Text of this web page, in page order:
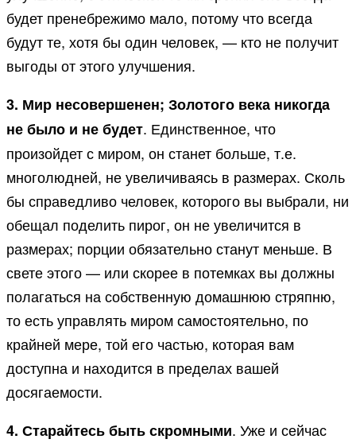
будет пренебрежимо мало, потому что всегда
будут те, хотя бы один человек, — кто не получит
выгоды от этого улучшения.
3. Мир несовершенен; Золотого века никогда
не было и не будет. Единственное, что
произойдет с миром, он станет больше, т.е.
многолюдней, не увеличиваясь в размерах. Сколь
бы справедливо человек, которого вы выбрали, ни
обещал поделить пирог, он не увеличится в
размерах; порции обязательно станут меньше. В
свете этого — или скорее в потемках вы должны
полагаться на собственную домашнюю стряпню,
то есть управлять миром самостоятельно, по
крайней мере, той его частью, которая вам
доступна и находится в пределах вашей
досягаемости.
4. Старайтесь быть скромными. Уже и сейчас